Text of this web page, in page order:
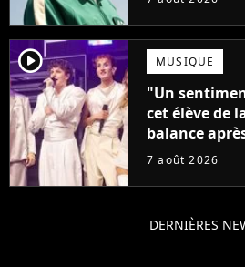
player2 MUSIQUE
"Un
cet élève de
balance
7 août 2026
DERNIÈRES